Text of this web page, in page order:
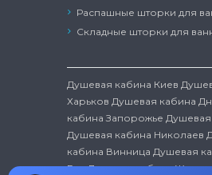
Распашные шторки для
Складные шторки для
Душевая кабина Киев
Харьков Душевая кабина
кабина Запорожье Душевая
Душевая кабина Николаев
кабина Винница Душевая
РогДушевая кабина